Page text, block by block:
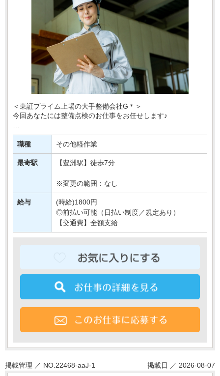
＜東証プライム上場の大手整備会社G＊＞
今回あなたには整備点検のお仕事をお任せします♪
具体的には…
冷暖房や電気のON・OFFの確認や
正常な温度設定になっているかの確認など＊
職種 その他軽作業
最寄駅 【豊洲駅】徒歩7分
※変更の範囲：なし
給与
(時給)1800円
◎前払い可能（日払い制度／規定あり）
【交通費】全額支給
掲載管理 ／ NO.22468-aaJ-1 掲載日 ／ 2026-08-07